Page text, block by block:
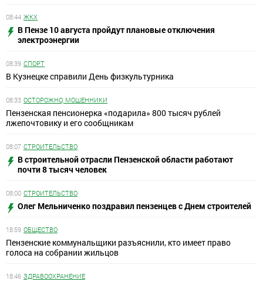
08:44 ЖКХ
В Пензе 10 августа пройдут плановые отключения
электроэнергии
08:39 СПОРТ
В Кузнецке справили День физкультурника
08:33 ОСТОРОЖНО, МОШЕННИКИ
Пензенская пенсионерка «подарила» 800 тысяч рублей
лжепочтовику и его сообщникам
08:07 СТРОИТЕЛЬСТВО
В строительной отрасли Пензенской области работают
почти 8 тысяч человек
08:00 СТРОИТЕЛЬСТВО
Олег Мельниченко поздравил пензенцев с Днем строителей
18:59 ОБЩЕСТВО
Пензенские коммунальщики разъяснили, кто имеет право
голоса на собрании жильцов
18:46 ЗДРАВООХРАНЕНИЕ